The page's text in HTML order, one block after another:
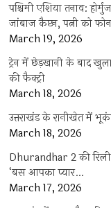
पश्चिमी एशिया तनाव:
जांबाज कैप्टन, पत्नी को
March 19, 2026
ट्रेन में छेड़खानी के बाद
की फैक्ट्री
March 18, 2026
उत्तराखंड के रानीखेत में
March 18, 2026
Dhurandhar 2 की
‘बस आपका प्यार…
March 17, 2026